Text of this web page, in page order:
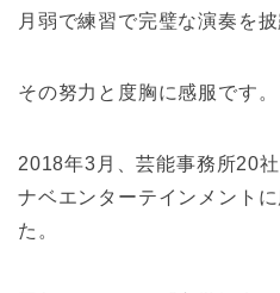
月弱で練習で完璧な演奏を披
その努力と度胸に感服です。
2018年3月、芸能事務所20
ナベエンターテインメント
た。